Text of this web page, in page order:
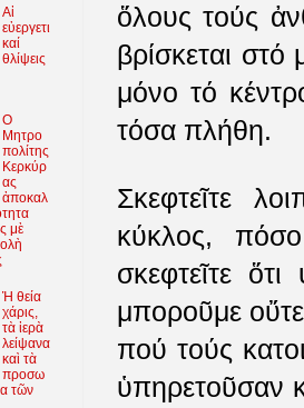
ὅλους τούς
βρίσκεται
μόνο τό
τόσα πλήθη.
Σκεφτεῖτε
κύκλος,
σκεφτεῖτε
μποροῦμε
πού τούς
ὑπηρετοῦσαν
Αἱ
εὐεργετι
καί
θλίψεις
O
Μητρο
πολίτης
Κερκύρ
ας
ἀποκαλ
μὲ
Ἡ θεία
χάρις,
τὰ ἱερὰ
λείψανα
καὶ τὰ
προσω
τῶν